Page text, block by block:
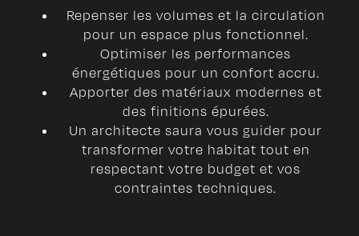
Repenser les volumes et la circulation
pour un espace plus fonctionnel.
Optimiser les performances
énergétiques pour un confort accru.
Apporter des matériaux modernes et
des finitions épurées.
Un architecte saura vous guider pour
transformer votre habitat tout en
respectant votre budget et vos
contraintes techniques.